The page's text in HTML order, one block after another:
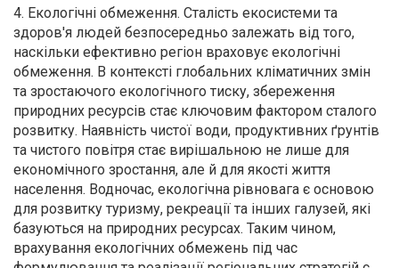
4. Екологічні обмеження. Сталість екосистеми та
здоров'я людей безпосередньо залежать від того,
наскільки ефективно регіон враховує екологічні
обмеження. В контексті глобальних кліматичних змін
та зростаючого екологічного тиску, збереження
природних ресурсів стає ключовим фактором сталого
розвитку. Наявність чистої води, продуктивних ґрунтів
та чистого повітря стає вирішальною не лише для
економічного зростання, але й для якості життя
населення. Водночас, екологічна рівновага є основою
для розвитку туризму, рекреації та інших галузей, які
базуються на природних ресурсах. Таким чином,
врахування екологічних обмежень під час